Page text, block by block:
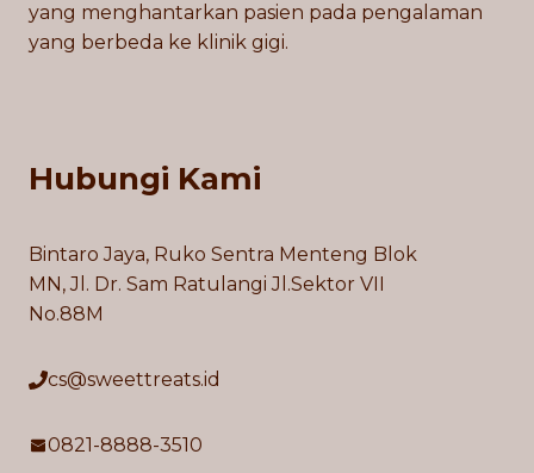
yang menghantarkan pasien pada pengalaman
yang berbeda ke klinik gigi.
Hubungi Kami
Bintaro Jaya, Ruko Sentra Menteng Blok
MN, Jl. Dr. Sam Ratulangi Jl.Sektor VII
No.88M
cs@sweettreats.id
0821-8888-3510